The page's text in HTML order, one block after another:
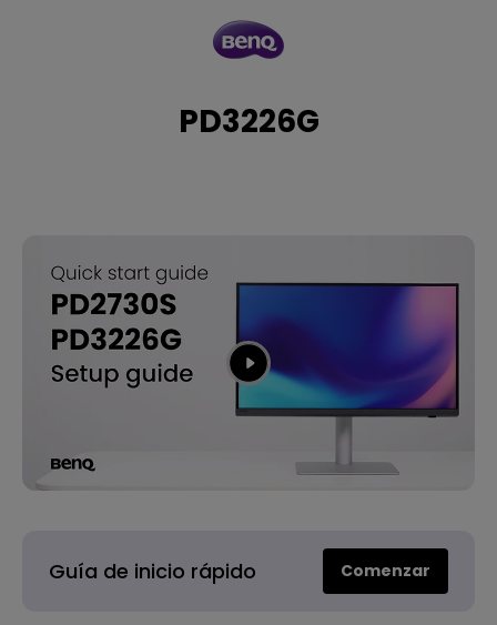
PD3226G
Guía de inicio rápido Comenzar